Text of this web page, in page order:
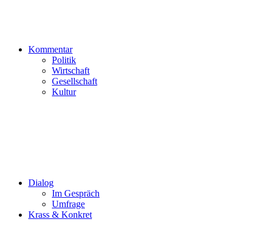
Kommentar
Politik
Wirtschaft
Gesellschaft
Kultur
Dialog
Im Gespräch
Umfrage
Krass & Konkret